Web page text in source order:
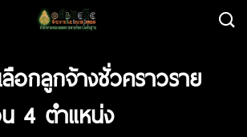
อกลูกจ้างชั่วคราวราย
4 ตำแหน่ง